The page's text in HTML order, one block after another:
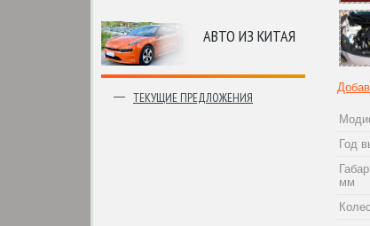
АВТО ИЗ КИТАЯ
ТЕКУЩИЕ ПРЕДЛОЖЕНИЯ
Год
мм